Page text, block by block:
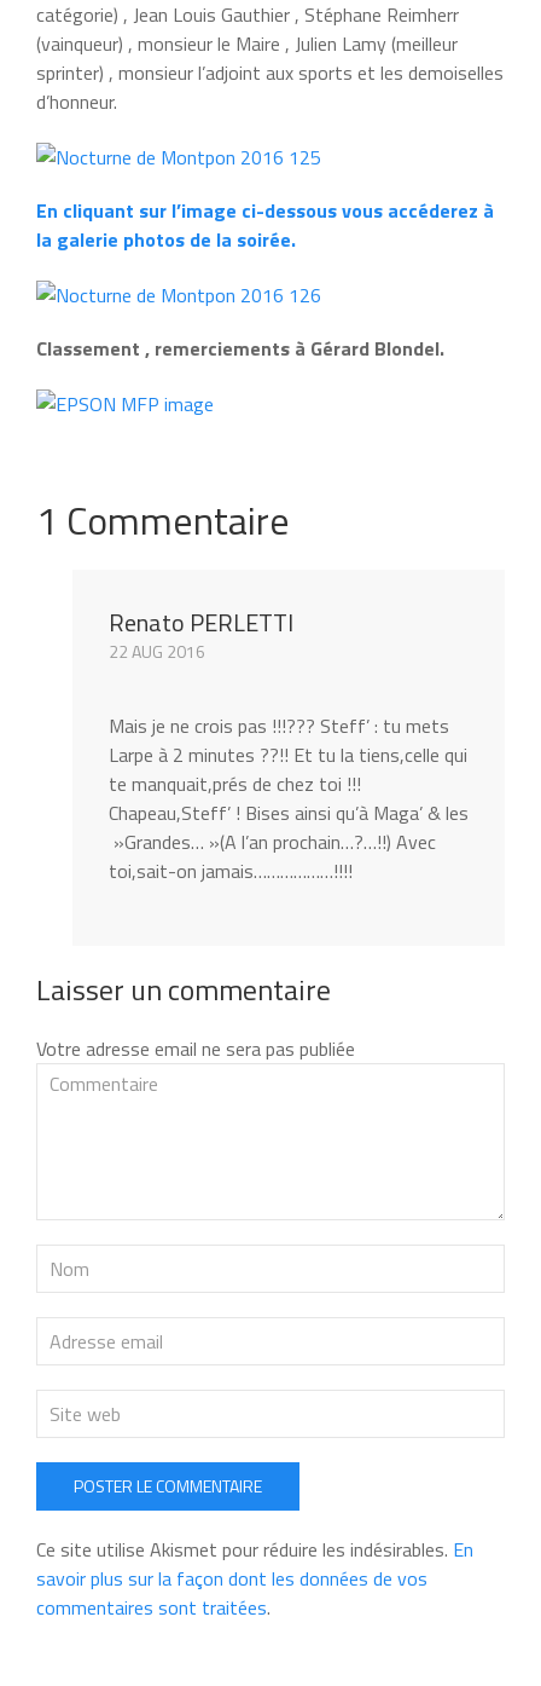
catégorie) , Jean Louis Gauthier , Stéphane Reimherr
(vainqueur) , monsieur le Maire , Julien Lamy (meilleur
sprinter) , monsieur l’adjoint aux sports et les demoiselles
d’honneur.
En cliquant sur l’image ci-dessous vous accéderez à
la galerie photos de la soirée.
Classement , remerciements à Gérard Blondel.
1 Commentaire
Renato PERLETTI
22 AUG 2016
Mais je ne crois pas !!!??? Steff’ : tu mets
Larpe à 2 minutes ??!! Et tu la tiens,celle qui
te manquait,prés de chez toi !!!
Chapeau,Steff’ ! Bises ainsi qu’à Maga’ & les
»Grandes… »(A l’an prochain…?…!!) Avec
toi,sait-on jamais………………!!!!
Laisser un commentaire
Votre adresse email ne sera pas publiée
POSTER LE COMMENTAIRE
Ce site utilise Akismet pour réduire les indésirables. En
savoir plus sur la façon dont les données de vos
commentaires sont traitées.